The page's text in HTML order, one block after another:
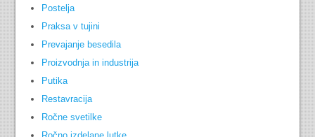
Postelja
Praksa v tujini
Prevajanje besedila
Proizvodnja in industrija
Putika
Restavracija
Ročne svetilke